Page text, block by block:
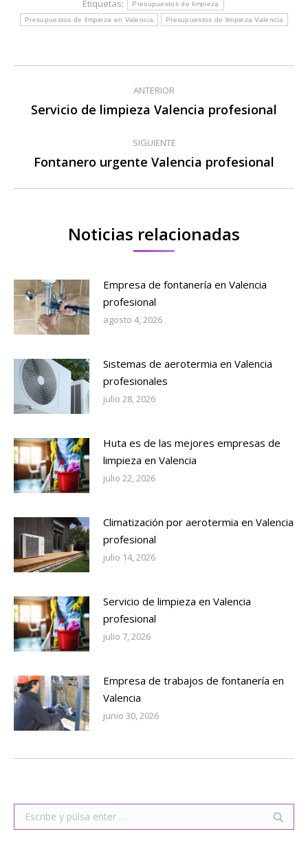
Etiquetas: Presupuestos de limpieza
Presupuestos de limpieza en Valencia Presupuestos de limpieza Valencia
Navegación
entre
publicaciones
ANTERIOR
Publicación
Servicio de limpieza Valencia profesional
SIGUIENTE
Publicación
Fontanero urgente Valencia profesional
Noticias relacionadas
Empresa de fontanería en Valencia
profesional
agosto 4, 2026
Sistemas de aerotermia en Valencia
profesionales
julio 28, 2026
Huta es de las mejores empresas de
limpieza en Valencia
julio 22, 2026
Climatización por aerotermia en Valencia
profesional
julio 14, 2026
Servicio de limpieza en Valencia
profesional
julio 7, 2026
Empresa de trabajos de fontanería en
Valencia
junio 30, 2026
Buscar: